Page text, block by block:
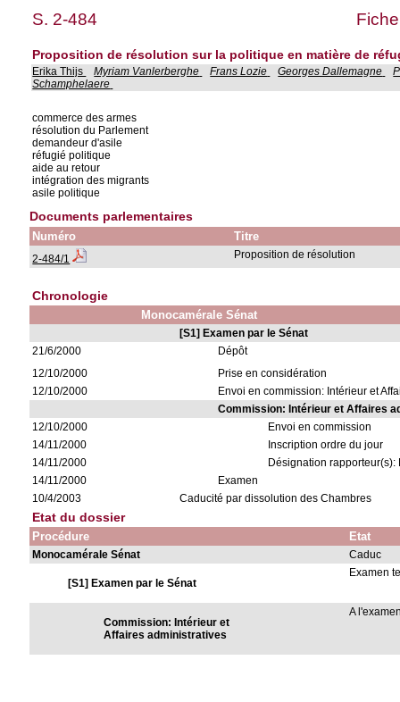
S. 2-484
Proposition de résolution sur la politique en matière de
Erika Thijs Myriam Vanlerberghe Frans Lozie Georges Dallemagne
Schamphelaere
commerce des armes
résolution du Parlement
demandeur d'asile
réfugié politique
aide au retour
intégration des migrants
asile politique
Documents parlementaires
Numéro Titre
2-484/1 Proposition de résolution
Chronologie
Monocamérale Sénat
[S1] Examen par le Sénat
21/6/2000
Dépôt
12/10/2000
Prise en considération
12/10/2000
Envoi en commission: Intérieur et
Commission: Intérieur et Affaires
12/10/2000
Envoi en commission
14/11/2000
Inscription ordre du jour
14/11/2000
Désignation rapporteur(s):
14/11/2000
Examen
10/4/2003
Caducité par dissolution des Chambres
Etat du dossier
Procédure Etat
Monocamérale Sénat Caduc
[S1] Examen par le Sénat
Examen
Commission: Intérieur et
Affaires administratives
A